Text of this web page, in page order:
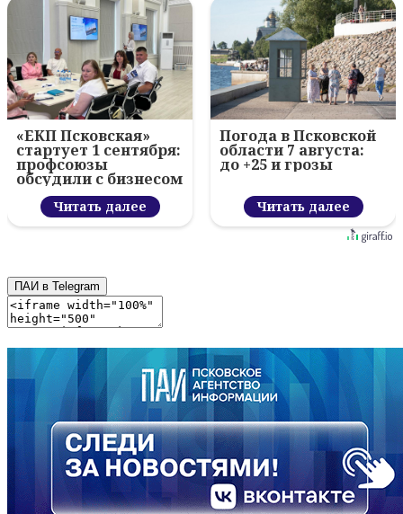
«ЕКП Псковская»
стартует 1 сентября:
профсоюзы
обсудили с бизнесом
новый цифровой
проектЧитать далее
Погода в Псковской
области 7 августа:
до +25 и грозы
Читать далее
ПАИ в Telegram